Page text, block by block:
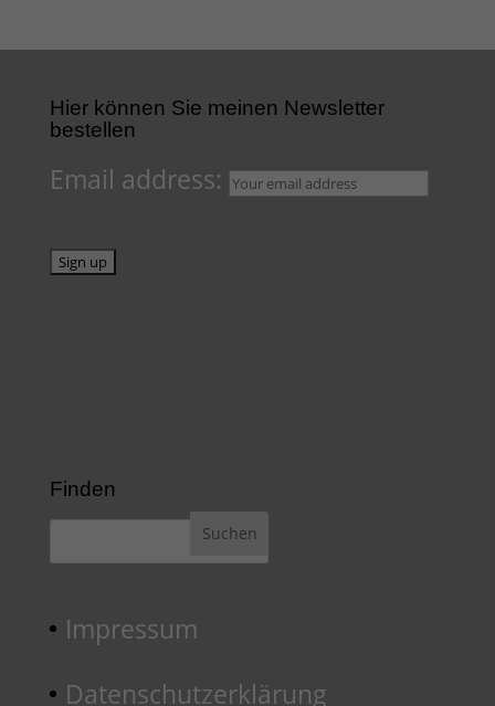
Hier können Sie meinen Newsletter
bestellen
Email address:
Finden
Impressum
Datenschutzerklärung